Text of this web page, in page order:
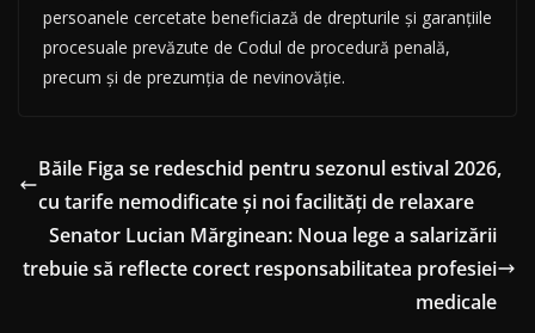
persoanele cercetate beneficiază de drepturile și garanțiile
procesuale prevăzute de Codul de procedură penală,
precum și de prezumția de nevinovăție.
Băile Figa se redeschid pentru sezonul estival 2026,
cu tarife nemodificate și noi facilități de relaxare
Senator Lucian Mărginean: Noua lege a salarizării
trebuie să reflecte corect responsabilitatea profesiei
medicale